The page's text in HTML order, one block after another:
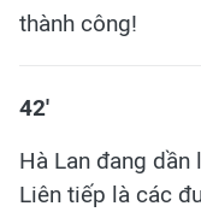
thành công!
42'
Hà Lan đang
Liên tiếp là các